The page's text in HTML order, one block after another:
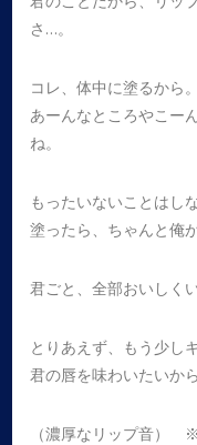
さ…。
コレ、体中に塗るから。
あーんなところやこー
ね。
もったいないことはし
塗ったら、ちゃんと俺
君ごと、全部おいしく
とりあえず、もう少し
君の唇を味わいたいから
（濃厚なリップ音）